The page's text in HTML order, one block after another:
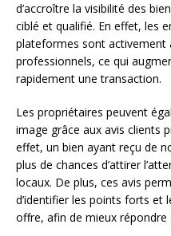
d’accroître la visibilité des
ciblé et qualifié. En effet, les
plateformes sont activement
professionnels, ce qui
rapidement une transaction.
Les propriétaires peuvent
image grâce aux avis clients
effet, un bien ayant reçu de
plus de chances d’attirer
locaux. De plus, ces avis
d’identifier les points forts et
offre, afin de mieux